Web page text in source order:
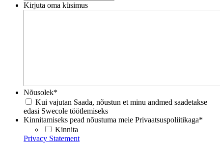
Kirjuta oma küsimus
Nõusolek*
Kui vajutan Saada, nõustun et minu andmed saadetakse
edasi Swecole töötlemiseks
Kinnitamiseks pead nõustuma meie Privaatsuspoliitikaga*
Kinnita
Privacy Statement